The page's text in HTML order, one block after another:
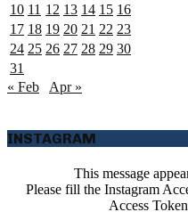
10 11 12 13 14 15 16
17 18 19 20 21 22 23
24 25 26 27 28 29 30
31
« Feb
Apr »
INSTAGRAM
This message
Please fill the Instagram
Access